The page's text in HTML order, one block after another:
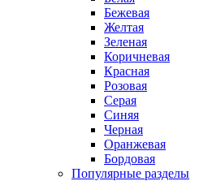
Бежевая
Желтая
Зеленая
Коричневая
Красная
Розовая
Серая
Синяя
Черная
Оранжевая
Бордовая
Популярные разделы